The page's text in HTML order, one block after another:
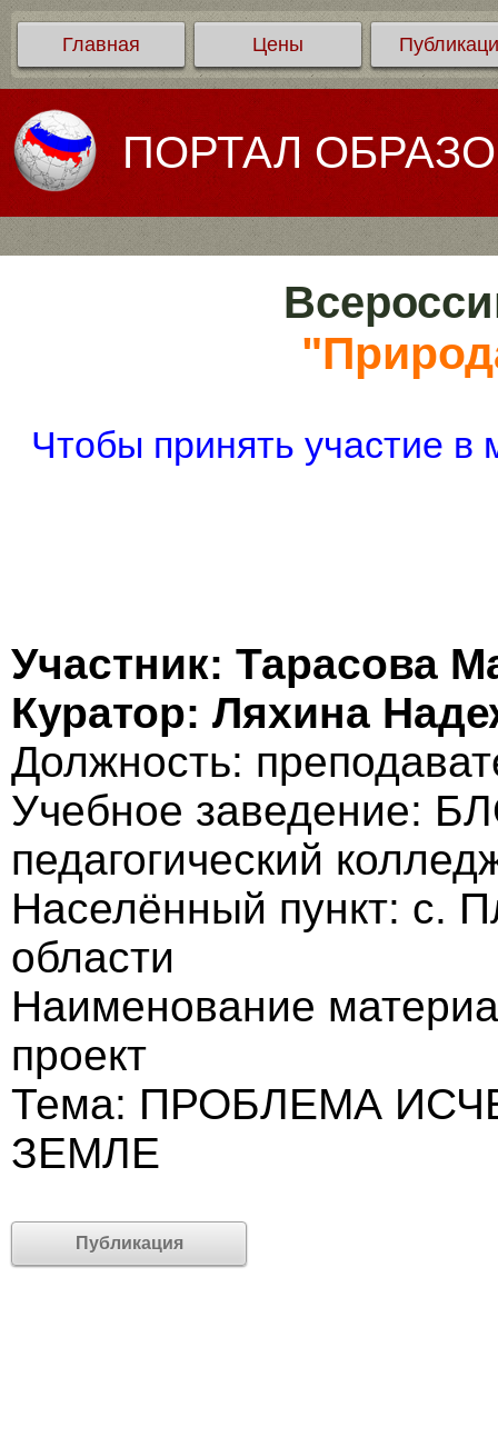
Главная Цены
ПОРТАЛ
Чтобы принять участие
Участник: Тарасова
Куратор: Ляхина
Должность:
Учебное заведение:
педагогический
Населённый пункт: с.
области
Наименование
проект
Тема: ПРОБЛЕМА
ЗЕМЛЕ
Публикация